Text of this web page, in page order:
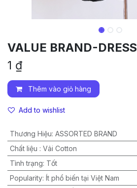
VALUE BRAND-DRESS
1 ₫
Thêm vào giỏ hàng
Add to wishlist
Thương Hiệu: ASSORTED BRAND
Chất liệu : Vải Cotton
Tình trạng: Tốt
Popularity: Ít phổ biến tại Việt Nam